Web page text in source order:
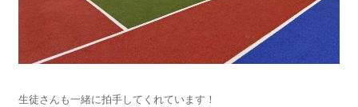
生徒さんも一緒に拍手してくれています！